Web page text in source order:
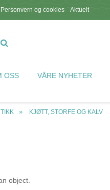
Personvern og cookies Aktuelt
OSS VÅRE NYHETER
KJØTT, STORFE OG KALV
object.